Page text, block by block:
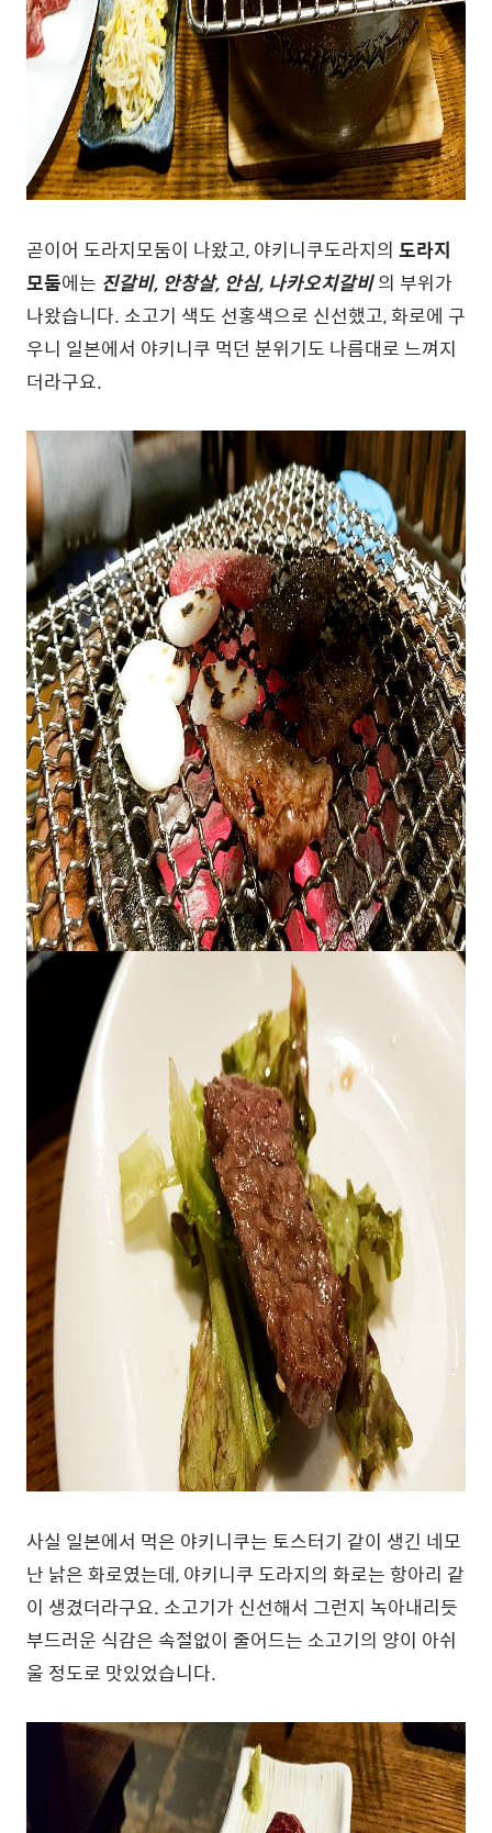
곧이어 도라지모둠이 나왔고, 야키니쿠도라지의 도라지
모둠에는 진갈비, 안창살, 안심, 나카오치갈비의 부위가
나왔습니다. 소고기 색도 선홍색으로 신선했고, 화로에 구
우니 일본에서 야키니쿠 먹던 분위기도 나름대로 느껴지
더라구요.
사실 일본에서 먹은 야키니쿠는 토스터기 같이 생긴 네모
난 낡은 화로였는데, 야키니쿠 도라지의 화로는 항아리 같
이 생겼더라구요. 소고기가 신선해서 그런지 녹아내리듯
부드러운 식감은 속절없이 줄어드는 소고기의 양이 아쉬
울 정도로 맛있었습니다.